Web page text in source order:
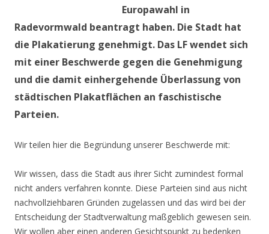
Europawahl in
Radevormwald beantragt haben. Die Stadt hat
die Plakatierung genehmigt. Das LF wendet sich
mit einer Beschwerde gegen die Genehmigung
und die damit einhergehende Überlassung von
städtischen Plakatflächen an faschistische
Parteien.
Wir teilen hier die Begründung unserer Beschwerde mit:
Wir wissen, dass die Stadt aus ihrer Sicht zumindest formal
nicht anders verfahren konnte. Diese Parteien sind aus nicht
nachvollziehbaren Gründen zugelassen und das wird bei der
Entscheidung der Stadtverwaltung maßgeblich gewesen sein.
Wir wollen aber einen anderen Gesichtspunkt zu bedenken